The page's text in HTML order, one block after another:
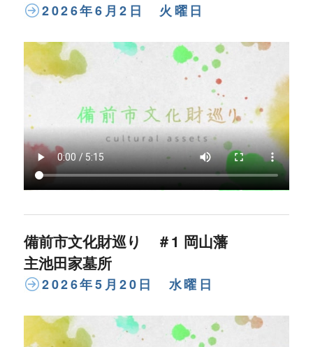
2026年6月2日 火曜日
備前市文化財巡り ＃1 岡山藩
主池田家墓所
2026年5月20日 水曜日